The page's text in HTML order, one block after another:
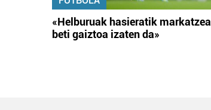
«Helburuak hasieratik markatzea
beti gaiztoa izaten da»